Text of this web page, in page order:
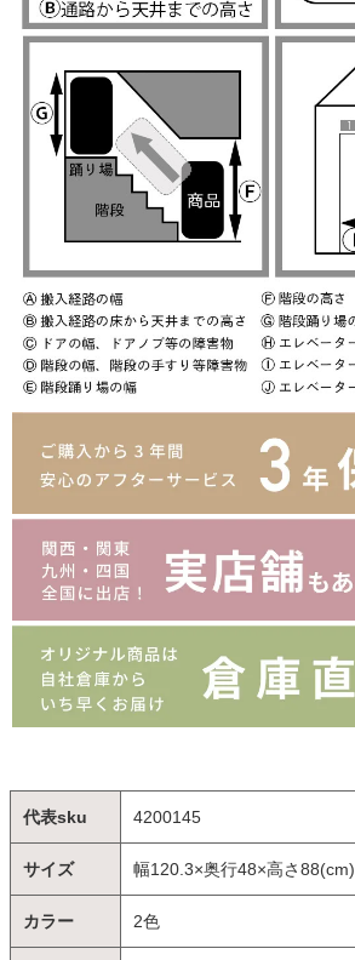
代表sku 4200145
サイズ 幅120.3×奥行48×高さ88(cm)
カラー 2色